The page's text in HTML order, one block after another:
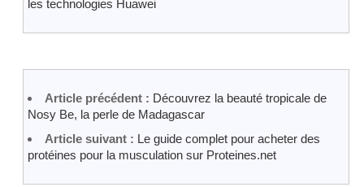
les technologies Huawei
Article précédent : Découvrez la beauté tropicale de
Nosy Be, la perle de Madagascar
Article suivant : Le guide complet pour acheter des
protéines pour la musculation sur Proteines.net